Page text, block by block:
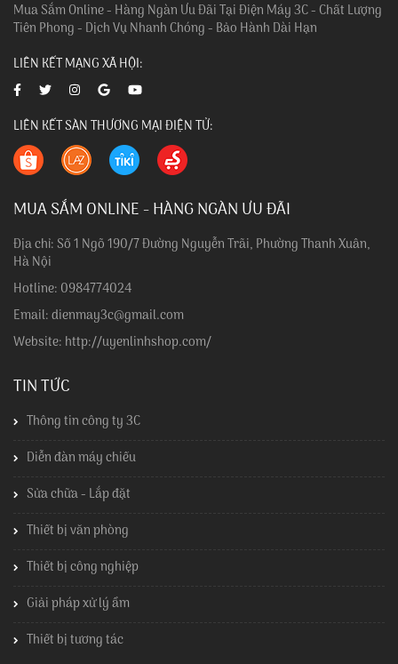
Mua Sắm Online - Hàng Ngàn Ưu Đãi Tại Điện Máy 3C - Chất Lượng
Tiên Phong - Dịch Vụ Nhanh Chóng - Bảo Hành Dài Hạn
LIÊN KẾT MẠNG XÃ HỘI:
LIÊN KẾT SÀN THƯƠNG MẠI ĐIỆN TỬ:
MUA SẮM ONLINE - HÀNG NGÀN ƯU ĐÃI
Địa chỉ: Số 1 Ngõ 190/7 Đường Nguyễn Trãi, Phường Thanh Xuân,
Hà Nội
Hotline: 0984774024
Email: dienmay3c@gmail.com
Website: http://uyenlinhshop.com/
TIN TỨC
Thông tin công ty 3C
Diễn đàn máy chiếu
Sửa chữa - Lắp đặt
Thiết bị văn phòng
Thiết bị công nghiệp
Giải pháp xử lý ẩm
Thiết bị tương tác